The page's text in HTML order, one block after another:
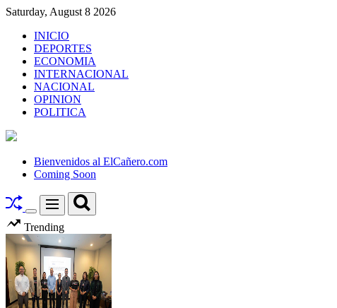
Skip
content
Saturday, August 8 2026
INICIO
DEPORTES
ECONOMIA
INTERNACIONAL
NACIONAL
OPINION
POLITICA
El
Bienvenidos al ElCañero.com
Coming Soon
Switch
color
mode
Menu Search
Trending